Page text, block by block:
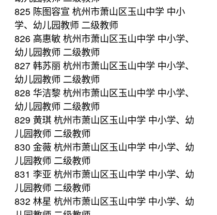
825 陈图容宣 杭州市萧山区玉山中学 中小
学、幼儿园教师 二级教师
826 高惠敏 杭州市萧山区玉山中学 中小学、
幼儿园教师 二级教师
827 韩苏丽 杭州市萧山区玉山中学 中小学、
幼儿园教师 二级教师
828 华洁黎 杭州市萧山区玉山中学 中小学、
幼儿园教师 二级教师
829 黄琪 杭州市萧山区玉山中学 中小学、幼
儿园教师 二级教师
830 金薇 杭州市萧山区玉山中学 中小学、幼
儿园教师 二级教师
831 李亚 杭州市萧山区玉山中学 中小学、幼
儿园教师 二级教师
832 林星 杭州市萧山区玉山中学 中小学、幼